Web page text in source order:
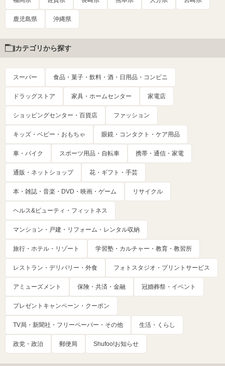
鹿児島県 沖縄県
カテゴリから探す
スーパー 食品・菓子・飲料・酒・日用品・コンビニ
ドラッグストア 家具・ホームセンター 家電店
ショッピングセンター・百貨店 ファッション
キッズ・ベビー・おもちゃ 眼鏡・コンタクト・ケア用品
車・バイク スポーツ用品・自転車 携帯・通信・家電
通販・ネットショップ 花・ギフト・手芸
本・雑誌・音楽・DVD・映画・ゲーム リサイクル
ヘルス&ビューティ・フィットネス
マンション・戸建・リフォーム・レンタル収納
旅行・ホテル・リゾート 学習塾・カルチャー・教育・教習所
レストラン・デリバリー・外食 フォトスタジオ・プリントサービス
アミューズメント 保険・共済・金融 冠婚葬祭・イベント
プレゼントキャンペーン・クーポン
TV局・新聞社・フリーペーパー・その他 生活・くらし
政党・政治 郵便局 Shufoo!お知らせ